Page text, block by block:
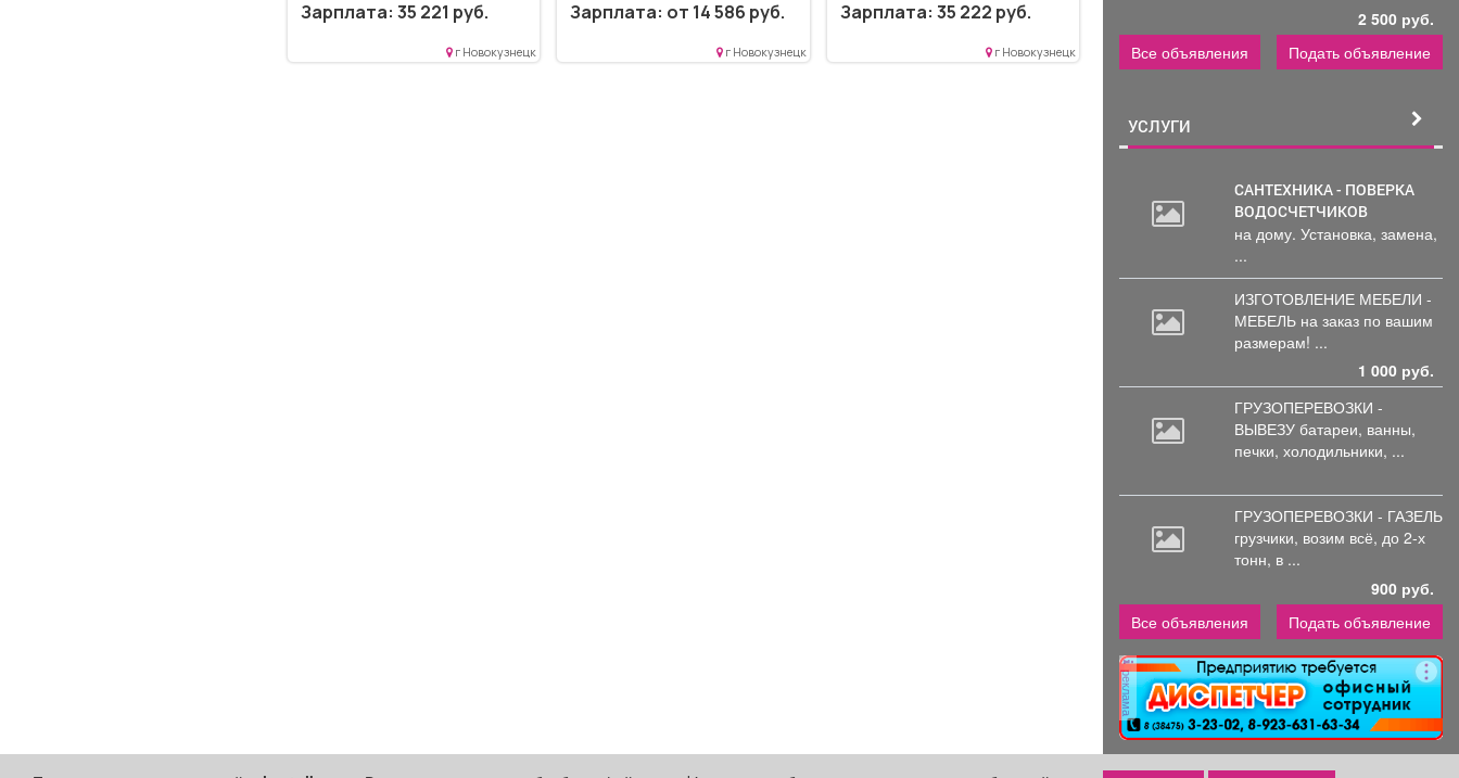
договору с 01.07.2026г. по...
Зарплата: 35 221 руб.
г Новокузнецк
демонстратора пластических
поз Демонстратор
пластических поз выполняет...
Зарплата: от 14 586 руб.
г Новокузнецк
Зарплата: 35 222 руб.
г Новокузнецк
2 500 руб.
Все объявления
Подать объявление
УСЛУГИ
САНТЕХНИКА - ПОВЕРКА
ВОДОСЧЕТЧИКОВ
на дому. Установка, замена,
...
ИЗГОТОВЛЕНИЕ МЕБЕЛИ -
МЕБЕЛЬ на заказ по вашим
размерам! ...
1 000 руб.
ГРУЗОПЕРЕВОЗКИ -
ВЫВЕЗУ батареи, ванны,
печки, холодильники, ...
ГРУЗОПЕРЕВОЗКИ - ГАЗЕЛЬ
грузчики, возим всё, до 2-х
тонн, в ...
900 руб.
Все объявления
Подать объявление
реклама